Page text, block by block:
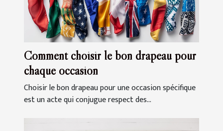
Comment choisir le bon drapeau pour
chaque occasion
Choisir le bon drapeau pour une occasion spécifique
est un acte qui conjugue respect des...